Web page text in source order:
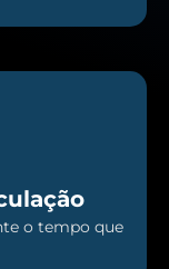
o tempo que